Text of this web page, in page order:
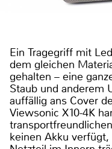
Ein Tragegriff mit
dem gleichen
gehalten – eine
Staub und anderem
auffällig ans Cover
Viewsonic X10-4K
keinen Akku